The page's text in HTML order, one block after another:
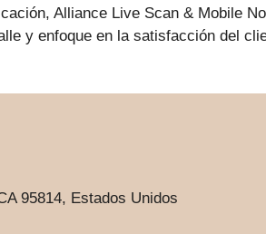
Alliance Live Scan & Mobile
y enfoque en la satisfacción del
95814, Estados Unidos